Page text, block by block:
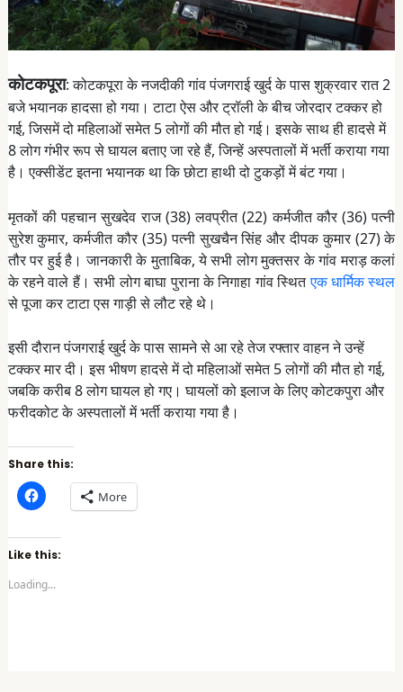
कोटकपूरा: कोटकपूरा के नजदीकी गांव पंजगराई खुर्द के पास शुक्रवार रात 2
बजे भयानक हादसा हो गया। टाटा ऐस और ट्रॉली के बीच जोरदार टक्कर हो
गई, जिसमें दो महिलाओं समेत 5 लोगों की मौत हो गई। इसके साथ ही हादसे में
8 लोग गंभीर रूप से घायल बताए जा रहे हैं, जिन्हें अस्पतालों में भर्ती कराया गया
है। एक्सीडेंट इतना भयानक था कि छोटा हाथी दो टुकड़ों में बंट गया।
मृतकों की पहचान सुखदेव राज (38) लवप्रीत (22) कर्मजीत कौर (36) पत्नी
सुरेश कुमार, कर्मजीत कौर (35) पत्नी सुखचैन सिंह और दीपक कुमार (27) के
तौर पर हुई है। जानकारी के मुताबिक, ये सभी लोग मुक्तसर के गांव मराड़ कलां
के रहने वाले हैं। सभी लोग बाघा पुराना के निगाहा गांव स्थितएक धार्मिक स्थल
से पूजा कर टाटा एस गाड़ी से लौट रहे थे।
इसी दौरान पंजगराई खुर्द के पास सामने से आ रहे तेज रफ्तार वाहन ने उन्हें
टक्कर मार दी। इस भीषण हादसे में दो महिलाओं समेत 5 लोगों की मौत हो गई,
जबकि करीब 8 लोग घायल हो गए। घायलों को इलाज के लिए कोटकपुरा और
फरीदकोट के अस्पतालों में भर्ती कराया गया है।
Share this:
C
l
k
t
o
h
More
Like this:
Loading...